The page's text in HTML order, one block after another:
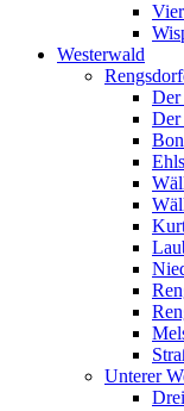
Westerwald
Der
Der
Unterer